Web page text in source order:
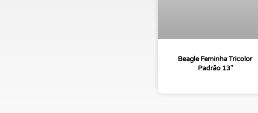
Beagle Feminha Tricolor
Padrão 13″